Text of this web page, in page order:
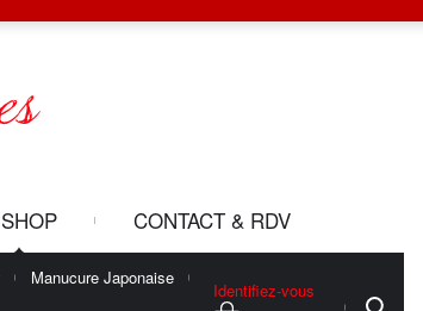
CONTACT & RDV
Manucure Japonaise
Identifiez-vous